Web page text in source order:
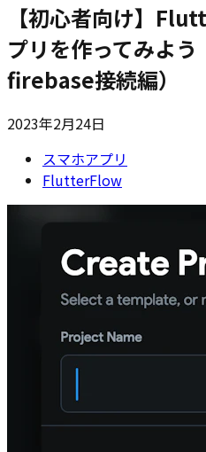
【初心者向け】
プリを作ってみよう
firebase接続編）
2023年2月24日
スマホアプリ
FlutterFlow